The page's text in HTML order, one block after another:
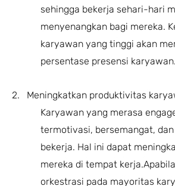
sehingga bekerja sehari-hari
menyenangkan bagi mereka.
karyawan yang tinggi akan
persentase presensi karyawan.
2. Meningkatkan produktivitas
Karyawan yang merasa
termotivasi, bersemangat,
bekerja. Hal ini dapat
mereka di tempat
orkestrasi pada mayoritas